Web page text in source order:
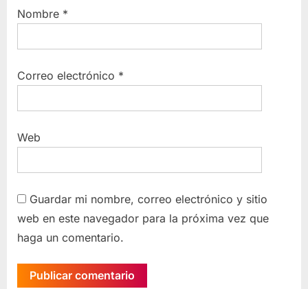
Nombre *
Correo electrónico *
Web
Guardar mi nombre, correo electrónico y sitio
web en este navegador para la próxima vez que
haga un comentario.